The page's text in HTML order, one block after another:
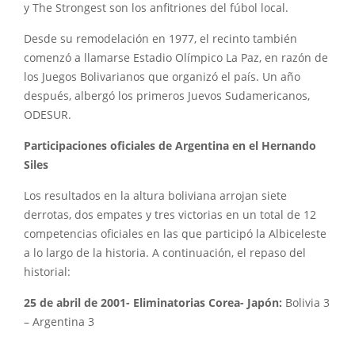
y The Strongest son los anfitriones del fúbol local.
Desde su remodelación en 1977, el recinto también
comenzó a llamarse Estadio Olímpico La Paz, en razón de
los Juegos Bolivarianos que organizó el país. Un año
después, albergó los primeros Juevos Sudamericanos,
ODESUR.
Participaciones oficiales de Argentina en el Hernando
Siles
Los resultados en la altura boliviana arrojan siete
derrotas, dos empates y tres victorias en un total de 12
competencias oficiales en las que participó la Albiceleste
a lo largo de la historia. A continuación, el repaso del
historial:
25 de abril de 2001- Eliminatorias Corea- Japón: Bolivia 3
– Argentina 3